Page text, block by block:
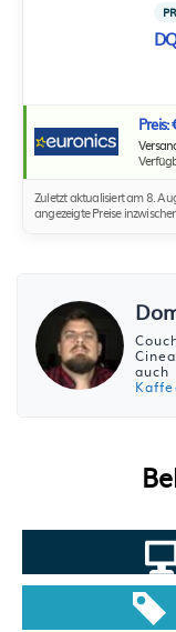
Zuletzt aktualisiert am 8.
angezeigte Preise
auch